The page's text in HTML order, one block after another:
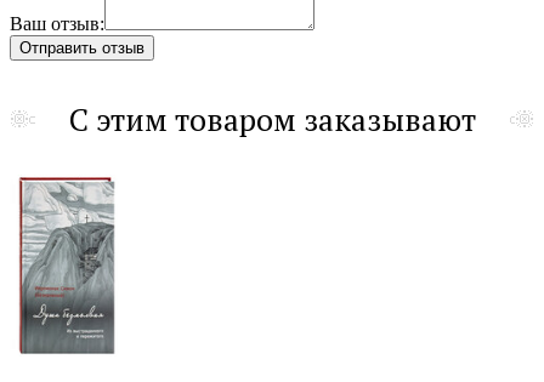
Ваш отзыв:
С этим товаром заказывают